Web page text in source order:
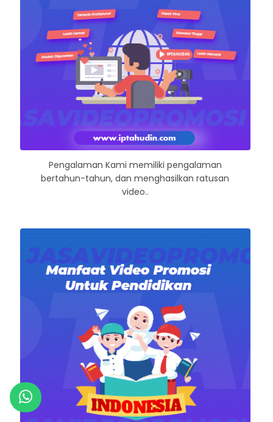
Pengalaman Kami memiliki pengalaman
bertahun-tahun, dan menghasilkan ratusan
video..